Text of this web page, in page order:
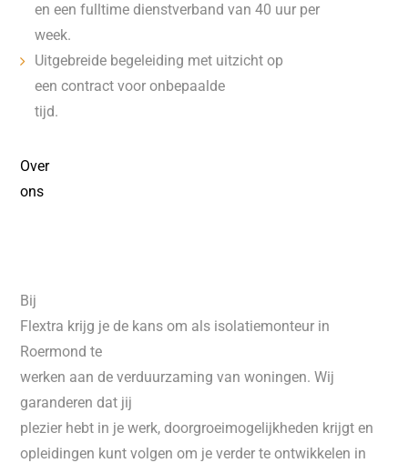
en een fulltime dienstverband van 40 uur per
week.
Uitgebreide begeleiding met uitzicht op
een contract voor onbepaalde
tijd.
Over
ons
Bij
Flextra krijg je de kans om als isolatiemonteur in
Roermond te
werken aan de verduurzaming van woningen. Wij
garanderen dat jij
plezier hebt in je werk, doorgroeimogelijkheden krijgt en
opleidingen kunt volgen om je verder te ontwikkelen in